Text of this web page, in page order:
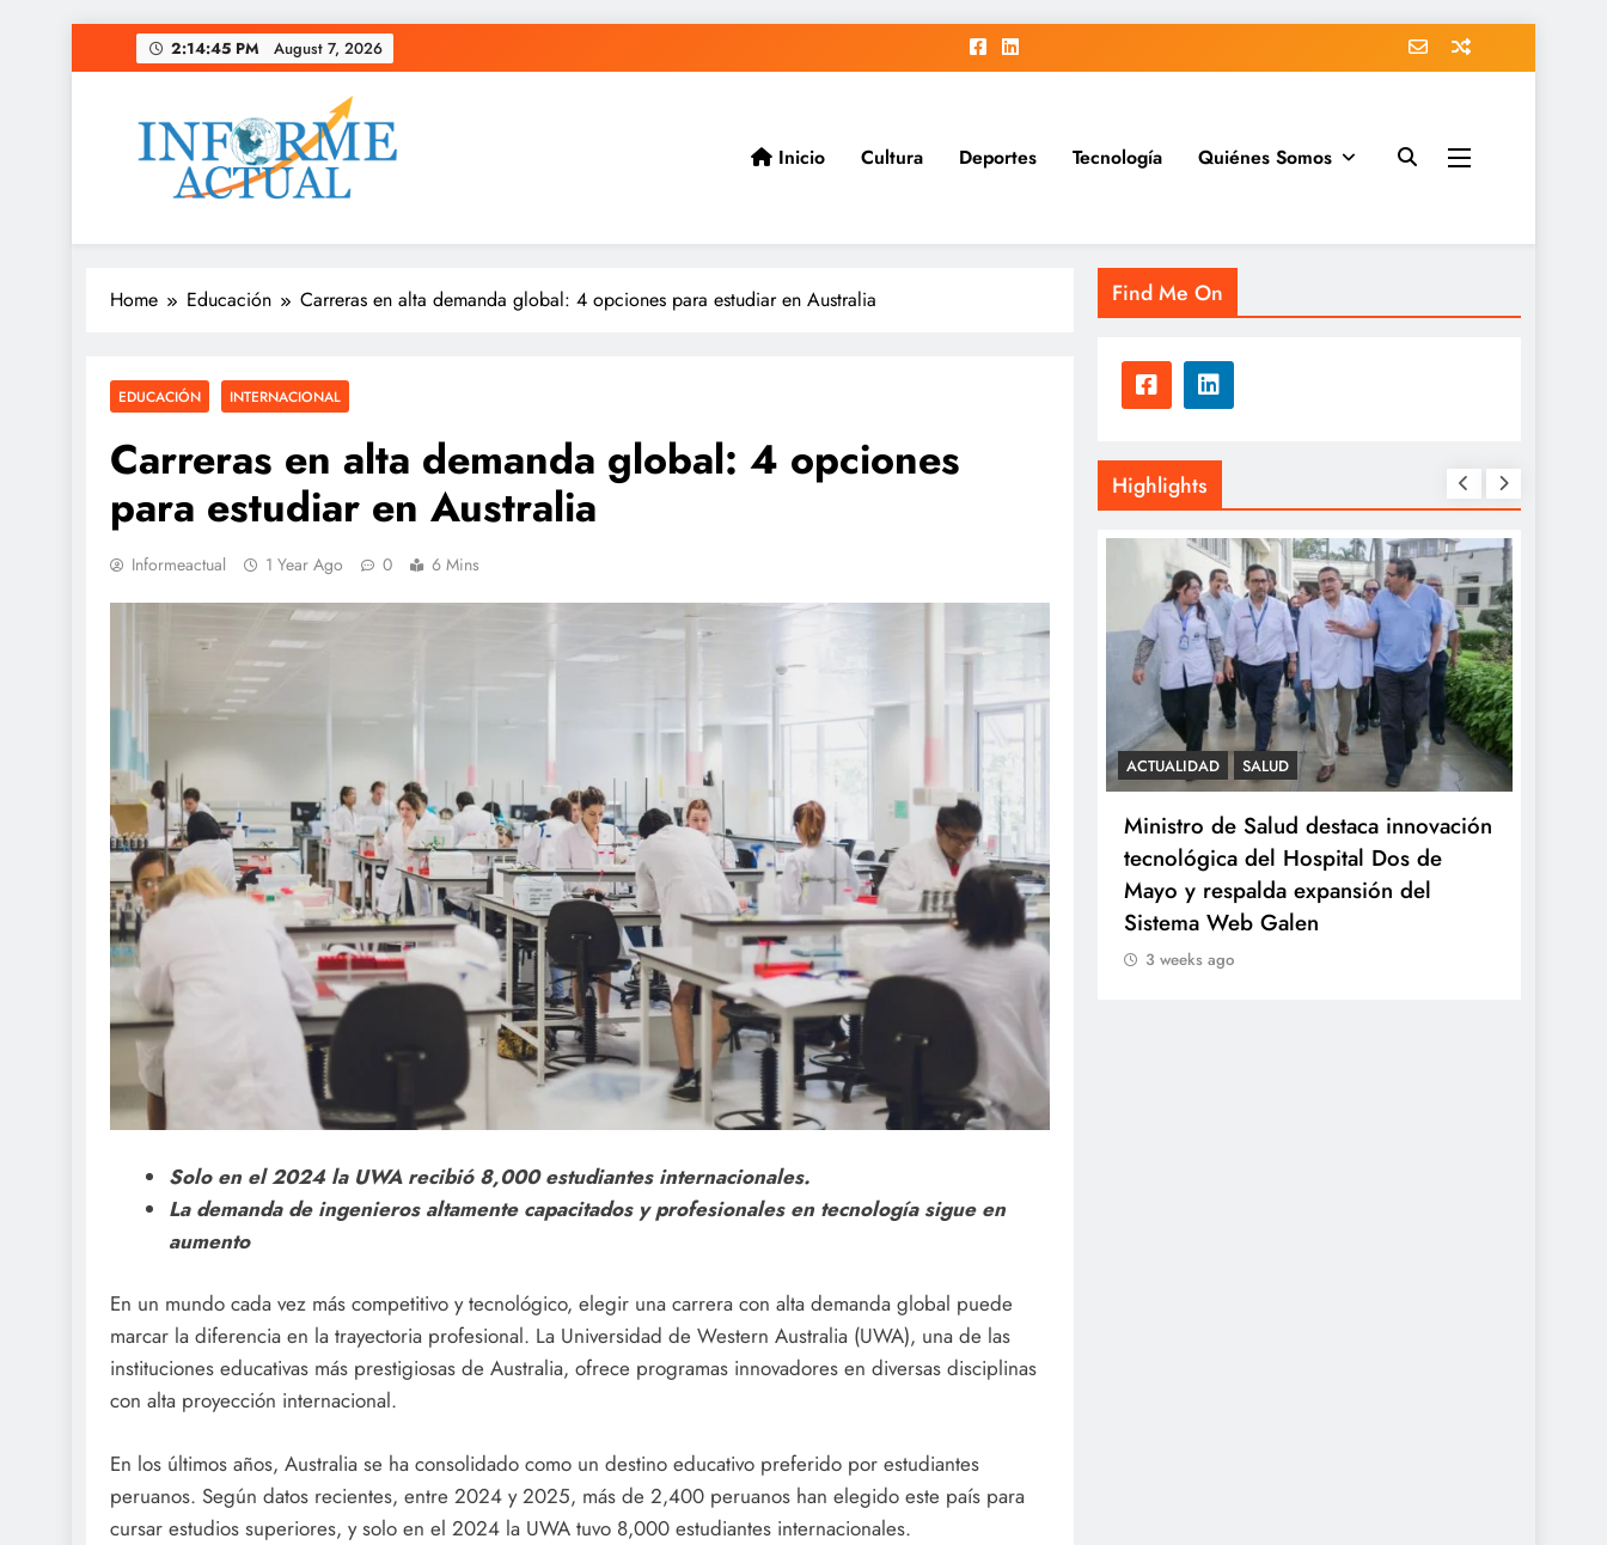
to
2:14:46 PM August 7, 2026
Informe Actual
La actualidad al instante, con veracidad y claridad.
Inicio Cultura Deportes Tecnología Quiénes Somos
Home Educación Carreras en alta demanda global: 4 opciones para estudiar en Australia
EDUCACIÓN INTERNACIONAL
Carreras en alta demanda global: 4 opciones
para estudiar en Australia
Informeactual 1 Year Ago 0 6 Mins
Solo en el 2024 la UWA recibió 8,000 estudiantes internacionales.
La demanda de ingenieros altamente capacitados y profesionales en tecnología sigue en
aumento
En un mundo cada vez más competitivo y tecnológico, elegir una carrera con alta demanda global puede
marcar la diferencia en la trayectoria profesional. La Universidad de Western Australia (UWA), una de las
instituciones educativas más prestigiosas de Australia, ofrece programas innovadores en diversas disciplinas
con alta proyección internacional.
En los últimos años, Australia se ha consolidado como un destino educativo preferido por estudiantes
peruanos. Según datos recientes, entre 2024 y 2025, más de 2,400 peruanos han elegido este país para
cursar estudios superiores, y solo en el 2024 la UWA tuvo 8,000 estudiantes internacionales.
Find Me On
Highlights
ESPECTÁCULOS
El Ballet San Marcos celebra 62 años
de creación artística con Resonancias
3 weeks ago
ACTUALIDAD SALUD
Ministro de Salud destaca innovación
tecnológica del Hospital Dos de
Mayo y respalda expansión del
Sistema Web Galen
3 weeks ago